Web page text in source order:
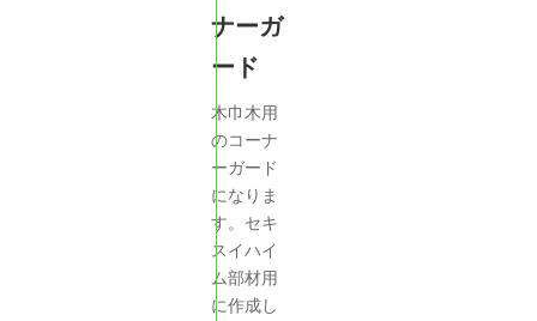
ナーガ
ード
木巾木用
のコーナ
ーガード
になりま
す。セキ
スイハイ
ム部材用
に作成し